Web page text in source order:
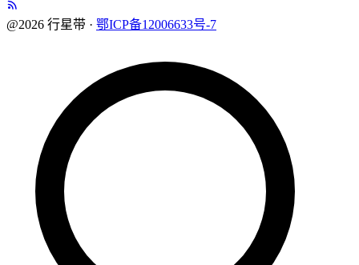
@2026 行星带 · 鄂ICP备12006633号-7